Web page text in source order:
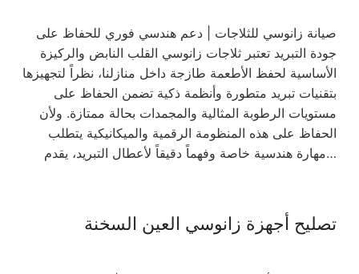
صيانة زانوسي للثلاجات | دعم هندسي فوري للحفاظ على
جودة التبريد تعتبر ثلاجات زانوسي القلب النابض والركيزة
الأساسية لحفظ الأطعمة طازجة داخل منازلنا، نظراً لتجهيزها
بتقنيات تبريد متطورة وأنظمة ذكية تضمن الحفاظ على
مستويات الرطوبة المثالية والمجمدات بحالة ممتازة. ولأن
الحفاظ على هذه المنظومة الرقمية والميكانيكية يتطلب
مهارة هندسية خاصة وفهماً دقيقاً لأعطال التبريد، يقدم…
تصليح أجهزة زانوسي العين السخنة